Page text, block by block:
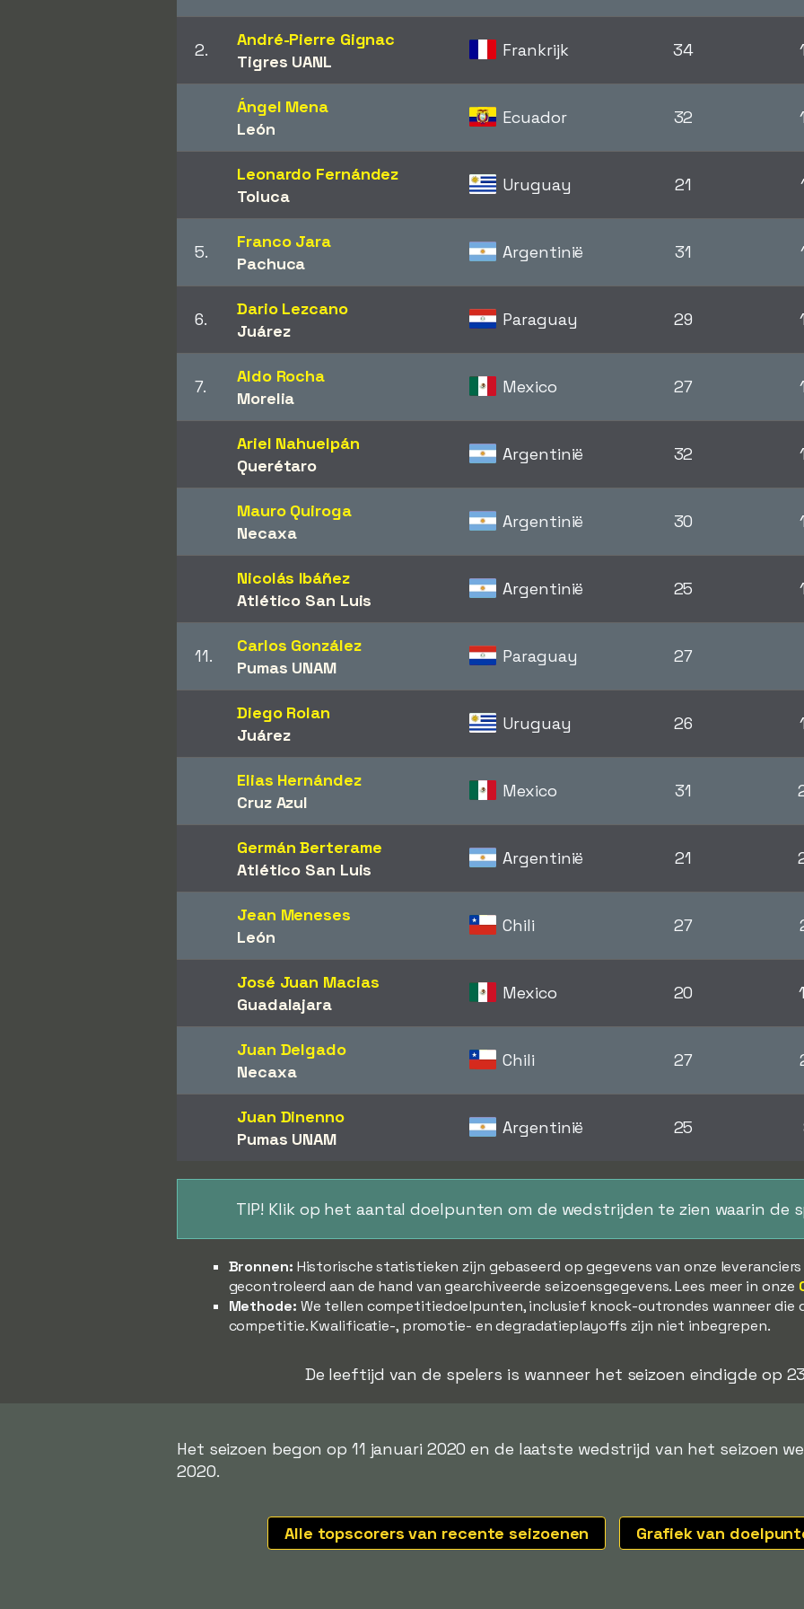
2.
André-Pierre Gignac
Tigres UANL
Frankrijk 34
Ángel Mena
León
Ecuador 32
Leonardo Fernández
Toluca
Uruguay 21
5.
Franco Jara
Pachuca
Argentinië 31
6.
Dario Lezcano
Juárez
Paraguay 29
7.
Aldo Rocha
Morelia
Mexico 27
Ariel Nahuelpán
Querétaro
Argentinië 32
Mauro Quiroga
Necaxa
Argentinië 30
Nicolás Ibáñez
Atlético San Luis
Argentinië 25
11.
Carlos González
Pumas UNAM
Paraguay 27
Diego Rolan
Juárez
Uruguay 26
Elias Hernández
Cruz Azul
Mexico 31
Germán Berterame
Atlético San Luis
Argentinië 21
Jean Meneses
León
Chili 27
José Juan Macias
Guadalajara
Mexico 20
Juan Delgado
Necaxa
Chili 27
Juan Dinenno
Pumas UNAM
Argentinië 25
TIP! Klik op het aantal doelpunten om de wedstrijden te zien waarin de
Bronnen: Historische statistieken zijn gebaseerd op gegevens van onze
gecontroleerd aan de hand van gearchiveerde seizoensgegevens. Lees meer in onze
Methode: We tellen competitiedoelpunten, inclusief knock-outrondes wanneer die
competitie. Kwalificatie-, promotie- en degradatieplayoffs zijn niet inbegrepen.
De leeftijd van de spelers is wanneer het seizoen eindigde op
Het seizoen begon op 11 januari 2020 en de laatste wedstrijd van het seizoen
2020.
Alle topscorers van recente seizoenen Grafiek van